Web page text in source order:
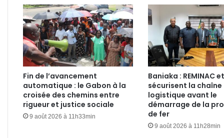
Fin de l’avancement
automatique : le Gabon à la
croisée des chemins entre
rigueur et justice sociale
9 août 2026 à 11h33min
Baniaka : REMINAC
sécurisent la chaîne
logistique avant le
démarrage de la
de fer
9 août 2026 à 11h28min